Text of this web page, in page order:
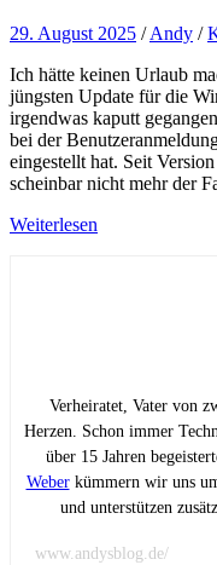
29. August 2025 /Andy /
Ich hätte keinen Urlaub
jüngsten Update für die
irgendwas kaputt
bei der
eingestellt hat. Seit
scheinbar nicht mehr der
Weiterlesen
Verheiratet, Vater von
Herzen. Schon immer
über 15 Jahren
Weberkümmern wir uns
und unterstützen
www.andysblog.de/